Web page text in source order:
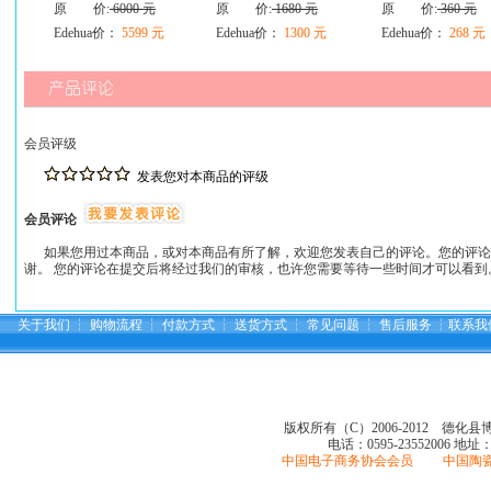
原 价:6000 元
Edehua价： 5599 元
原 价:1680 元
Edehua价：
1300 元
原 价:360 元
Edehua价： 268 元
会员评级
发表您对本商品的评级
会员评论
如果您用过本商品，或对本商品有所了解，欢迎您发表自己的评论。您的评
谢。 您的评论在提交后将经过我们的审核，也许您需要等待一些时间才可以看
关于我们 ┆ 购物流程 ┆ 付款方式 ┆ 送货方式 ┆ 常见问题 ┆ 售后服务 ┆ 联系我
版权所有（C）2006-2012 德化县
电话：0595-23552006 地址
中国电子商务协会会员 中国陶